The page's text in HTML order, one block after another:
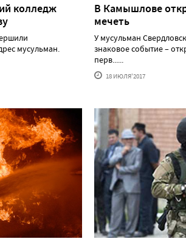
колледж
мусульман.
В Камышлове
мечеть
У мусульман
знаковое событие –
перв......
18 ИЮЛЯ'2017